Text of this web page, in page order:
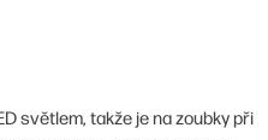
světlem, takže je na zoubky při